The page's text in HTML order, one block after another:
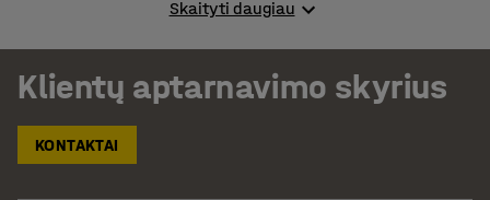
pagaminti iš patvarių metalų, kurie užtikrina gaminių
ilgaamžiškumą ir atsparumą kasdieniam naudojimui.
Metalinės spintelės yra komplektuojamos kartu su
patikimais rakinimo mechanizmais – tradiciniais
raktiniais užraktais arba moderniais skaitmeniniais
kodiniais užraktais. Tai suteikia galimybę pasirinkti
Skaityti daugiau
Klientų aptarnavimo skyrius
KONTAKTAI